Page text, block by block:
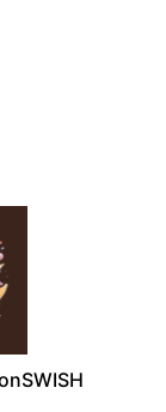
SWISH